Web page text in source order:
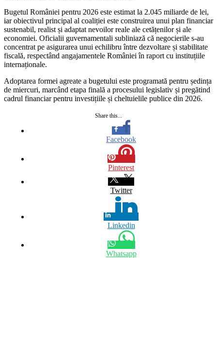
Bugetul României pentru 2026 este estimat la 2.045 miliarde de lei,
iar obiectivul principal al coaliției este construirea unui plan financiar
sustenabil, realist și adaptat nevoilor reale ale cetățenilor și ale
economiei. Oficialii guvernamentali subliniază că negocierile s-au
concentrat pe asigurarea unui echilibru între dezvoltare și stabilitate
fiscală, respectând angajamentele României în raport cu instituțiile
internaționale.
Adoptarea formei agreate a bugetului este programată pentru ședința
de miercuri, marcând etapa finală a procesului legislativ și pregătind
cadrul financiar pentru investițiile și cheltuielile publice din 2026.
Share this...
Facebook
Pinterest
Twitter
Linkedin
Whatsapp